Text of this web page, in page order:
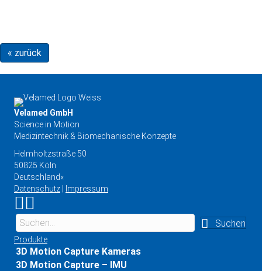
« zurück
Velamed GmbH
Science in Motion
Medizintechnik & Biomechanische Konzepte
Helmholtzstraße 50
50825 Köln
Deutschland«
Datenschutz
Impressum
Link zu Instagram
Link zu YouTube
Suchen
Produkte
3D Motion Capture Kameras
3D Motion Capture – IMU